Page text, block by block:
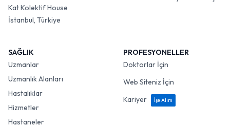
Kat Kolektif House
İstanbul, Türkiye
SAĞLIK
Uzmanlar
Uzmanlık Alanları
Hastalıklar
Hizmetler
Hastaneler
PROFESYONELLER
Doktorlar İçin
Web Siteniz İçin
Kariyer
İşe Alım